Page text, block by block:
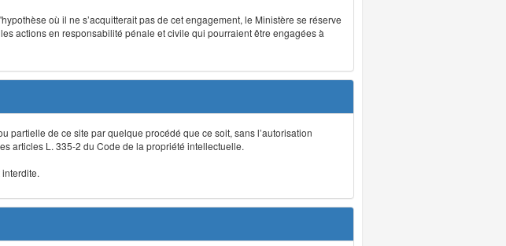
où il ne s’acquitterait pas de cet engagement, le Ministère se réserve
actions en responsabilité pénale et civile qui pourraient être engagées à
partielle de ce site par quelque procédé que ce soit, sans l’autorisation
articles L. 335-2 du Code de la propriété intellectuelle.